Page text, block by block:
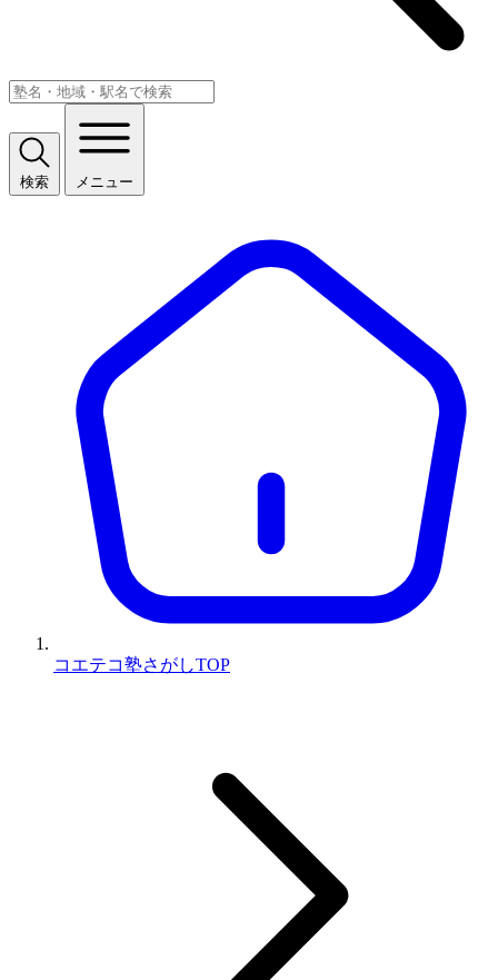
検索 メニュー
コエテコ塾さがしTOP